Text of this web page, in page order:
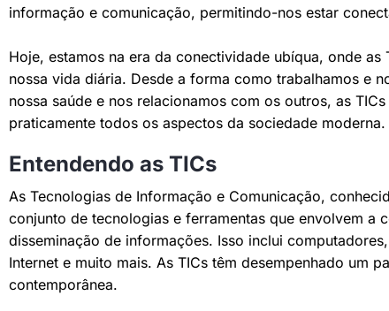
informação e comunicação, permitindo-nos estar
Hoje, estamos na era da conectividade ubíqua, onde
nossa vida diária. Desde a forma como trabalhamos e
nossa saúde e nos relacionamos com os outros, as
praticamente todos os aspectos da sociedade moderna.
Entendendo as TICs
As Tecnologias de Informação e Comunicação,
conjunto de tecnologias e ferramentas que envolvem a
disseminação de informações. Isso inclui
Internet e muito mais. As TICs têm desempenhado um
contemporânea.